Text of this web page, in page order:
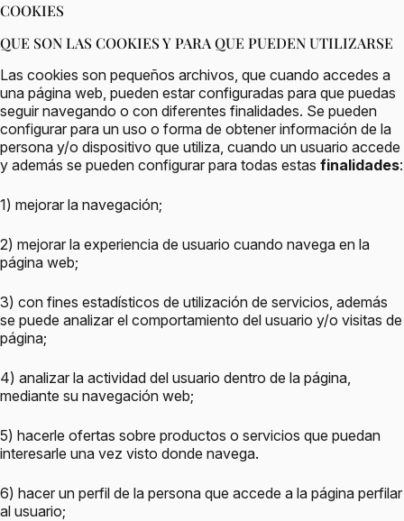
COOKIES
QUE SON LAS COOKIES Y PARA QUE PUEDEN UTILIZARSE
Las cookies son pequeños archivos, que cuando accedes a
una página web, pueden estar configuradas para que puedas
seguir navegando o con diferentes finalidades. Se pueden
configurar para un uso o forma de obtener información de la
persona y/o dispositivo que utiliza, cuando un usuario accede
y además se pueden configurar para todas estas finalidades:
1) mejorar la navegación;
2) mejorar la experiencia de usuario cuando navega en la
página web;
3) con fines estadísticos de utilización de servicios, además
se puede analizar el comportamiento del usuario y/o visitas de
página;
4) analizar la actividad del usuario dentro de la página,
mediante su navegación web;
5) hacerle ofertas sobre productos o servicios que puedan
interesarle una vez visto donde navega.
6) hacer un perfil de la persona que accede a la página perfilar
al usuario;